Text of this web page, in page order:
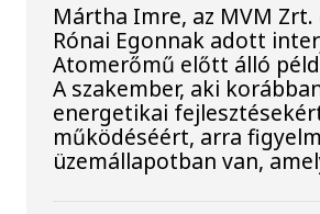
Mártha Imre, az MVM
Rónai Egonnak adott
Atomerőmű előtt álló
A szakember, aki
energetikai
működéséért, arra
üzemállapotban van,